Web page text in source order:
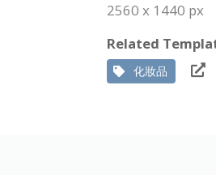
2560 x 1440 px
Related
化妝品